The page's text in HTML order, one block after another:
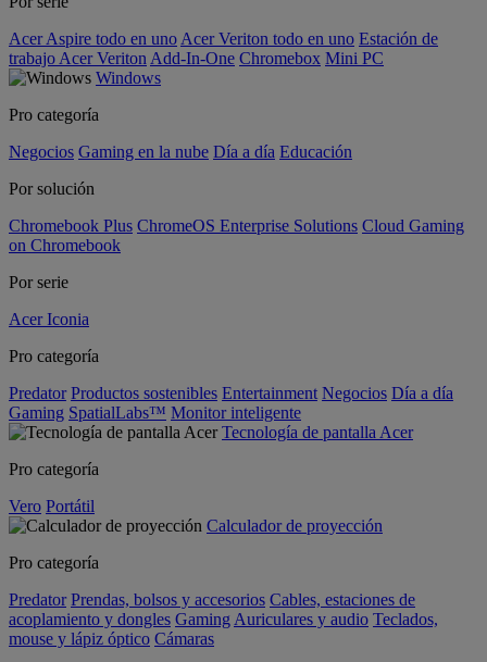
Acer Aspire todo en uno Acer Veriton todo en uno Estación de
trabajo Acer Veriton Add-In-One Chromebox Mini PC
Windows
Pro categoría
Negocios Gaming en la nube Día a día Educación
Por solución
Chromebook Plus ChromeOS Enterprise Solutions Cloud Gaming
on Chromebook
Por serie
Acer Iconia
Pro categoría
Predator Productos sostenibles Entertainment Negocios Día a día
Gaming SpatialLabs™ Monitor inteligente
Tecnología de pantalla Acer
Pro categoría
Vero Portátil
Calculador de proyección
Pro categoría
Predator Prendas, bolsos y accesorios Cables, estaciones de
acoplamiento y dongles Gaming Auriculares y audio Teclados,
mouse y lápiz óptico Cámaras